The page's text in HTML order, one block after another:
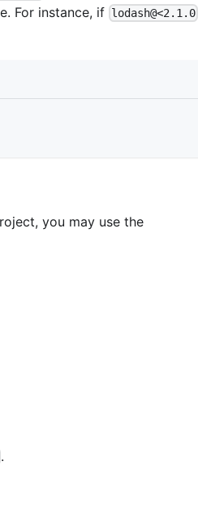
For instance, if lodash@<2.1.0
you may use the
.